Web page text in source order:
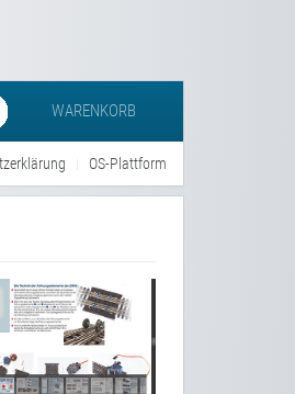
WARENKORB
OS-Plattform